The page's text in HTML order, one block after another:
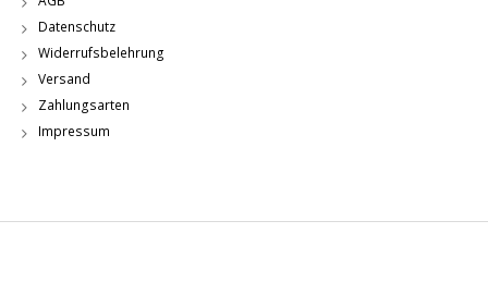
Datenschutz
Widerrufsbelehrung
Versand
Zahlungsarten
Impressum